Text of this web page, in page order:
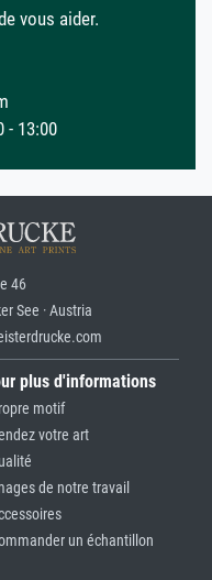
vous aider.
- 13:00
46
See · Austria
plus d'informations
motif
votre art
de notre travail
un échantillon